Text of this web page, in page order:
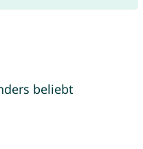
beliebt